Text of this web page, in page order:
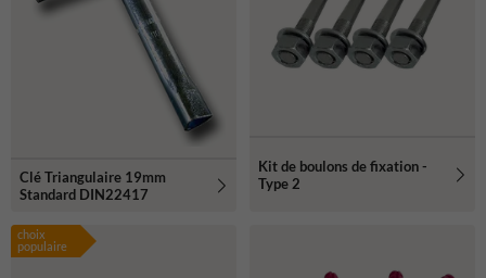
Clé Triangulaire 19mm
Standard DIN22417
Kit de boulons de fixation -
Type 2
choix
populaire